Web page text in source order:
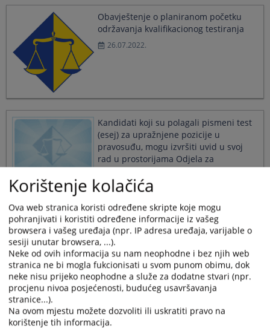
to
the
calendar
and
select
date.
Press
the
question
to
get
the
keyboard
shortcuts
for
changing
dates.
to
interact
with
the
date.
Press
the
question
mark
key
to
get
the
keyboard
shortcuts
for
changing
dates.
Obavještenje o planiranom početku
održavanja kvalifikacionog testiranja
26.07.2022.
Kandidati koji su polagali pismeni test
(esej) za upražnjene pozicije u
pravosuđu, mogu izvršiti uvid u svoj
rad u prostorijama Odjela za
imenovanje...
15.01.2021.
Obavještenje o održavanju pismenog
testiranja
20.05.2020.
Obavještenje o održavanju
kvalifikacionog testa
Korištenje kolačića
Ova web stranica koristi određene skripte koje mogu
pohranjivati i koristiti određene informacije iz vašeg
browsera i vašeg uređaja (npr. IP adresa uređaja, varijable o
sesiji unutar browsera, ...).
Neke od ovih informacija su nam neophodne i bez njih web
stranica ne bi mogla fukcionisati u svom punom obimu, dok
neke nisu prijeko neophodne a služe za dodatne stvari (npr.
procjenu nivoa posjećenosti, budućeg usavršavanja
stranice...).
Na ovom mjestu možete dozvoliti ili uskratiti pravo na
korištenje tih informacija.